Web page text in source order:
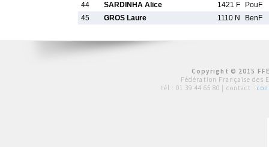
44
SARDINHA Alice 1421 F
PouF
45
GROS Laure 1110 N BenF
Copyright © 2015
Fédération Française des
tél : 01 39 44 65 80 | contact :